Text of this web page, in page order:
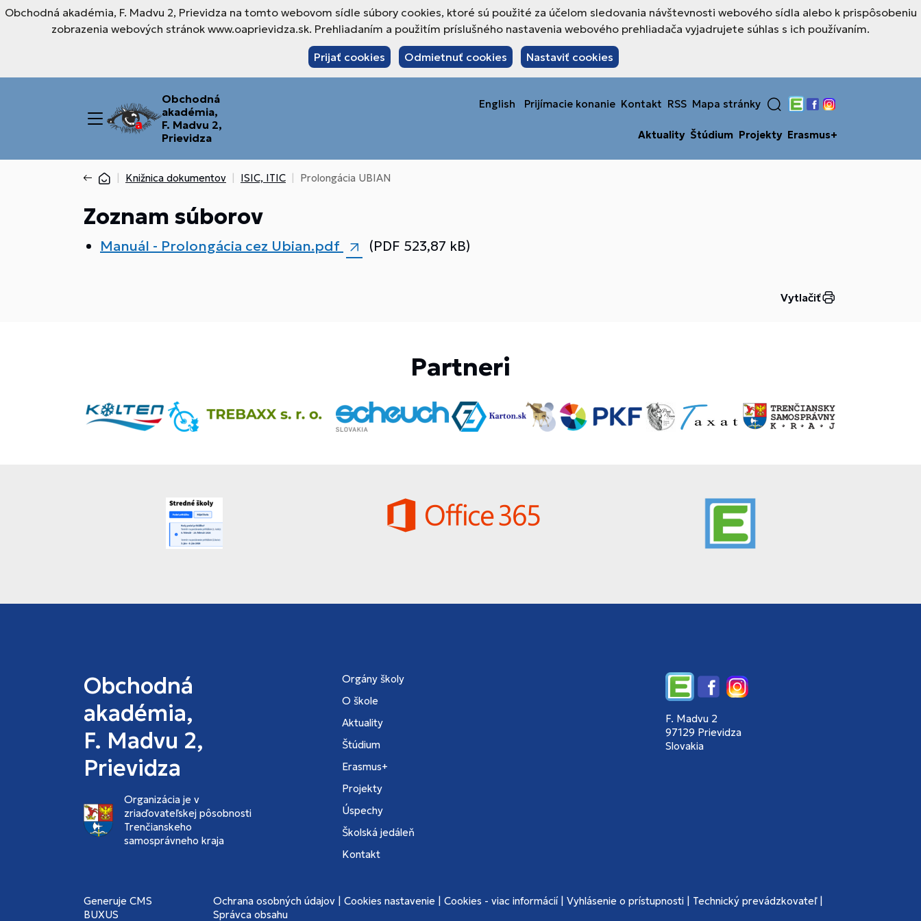
Obchodná akadémia, F. Madvu 2, Prievidza na tomto webovom sídle súbory cookies, ktoré sú použité za účelom sledovania návštevnosti webového sídla alebo k prispôsobeniu
zobrazenia webových stránok www.oaprievidza.sk. Prehliadaním a použitím príslušného nastavenia webového prehliadača vyjadrujete súhlas s ich používaním.
Prijať cookies Odmietnuť cookies Nastaviť cookies
Obchodná
akadémia,
F. Madvu 2,
Prievidza
English Prijímacie konanie Kontakt RSS Mapa stránky
Edupage
Facebook
Instagram
Aktuality Štúdium Projekty Erasmus+
Knižnica dokumentov ISIC, ITIC Prolongácia UBIAN
Zoznam súborov
Manuál - Prolongácia cez Ubian.pdf (PDF 523,87 kB)
Vytlačiť
Partneri
Obchodná
akadémia,
F. Madvu 2,
Prievidza
Organizácia je v
zriaďovateľskej pôsobnosti
Trenčianskeho
samosprávneho kraja
Orgány školy
O škole
Aktuality
Štúdium
Erasmus+
Projekty
Úspechy
Školská jedáleň
Kontakt
EdupageFacebookInstagram
F. Madvu 2
97129 Prievidza
Slovakia
Generuje CMS
BUXUS
Ochrana osobných údajov| Cookies nastavenie| Cookies - viac informácií| Vyhlásenie o prístupnosti| Technický prevádzkovateľ|
Správca obsahu